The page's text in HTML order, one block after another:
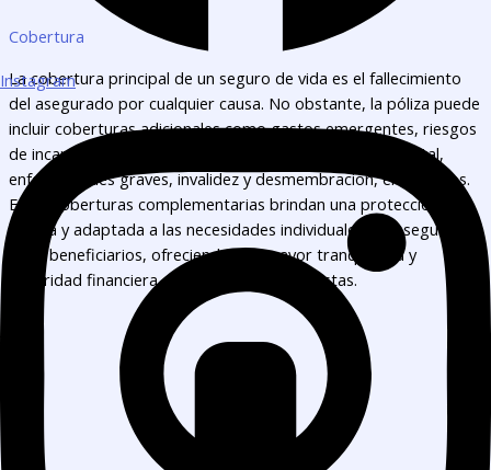
Instagram
Cobertura
La cobertura principal de un seguro de vida es el fallecimiento
del asegurado por cualquier causa. No obstante, la póliza puede
incluir coberturas adicionales como gastos emergentes, riesgos
de incapacidad temporal o permanente, muerte accidental,
enfermedades graves, invalidez y desmembración, entre otros.
Estas coberturas complementarias brindan una protección más
amplia y adaptada a las necesidades individuales del asegurado
y sus beneficiarios, ofreciendo una mayor tranquilidad y
seguridad financiera en situaciones imprevistas.